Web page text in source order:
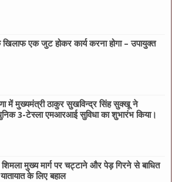
एक जुट होकर कार्य करना होगा – उपायुक्त
में मुख्यमंत्री ठाकुर सुखविन्द्र सिंह सुक्खू ने
3-टेस्ला एमआरआई सुविधा का शुभारंभ किया।
शिमला मुख्य मार्ग पर चट्टाने और पेड़ गिरने से बाधित
के लिए बहाल